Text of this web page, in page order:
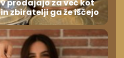
prodajajo za več kot
zbiratelji ga že iščejo